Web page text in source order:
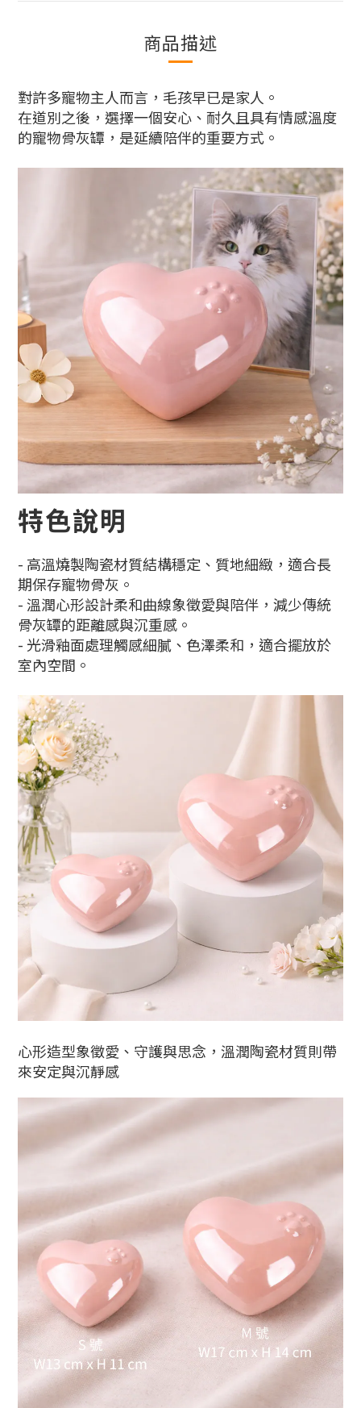
商品描述
對許多寵物主人而言，毛孩早已是家人。
在道別之後，選擇一個安心、耐久且具有情感溫度
的寵物骨灰罈，是延續陪伴的重要方式。
特色說明
- 高溫燒製陶瓷材質結構穩定、質地細緻，適合長
期保存寵物骨灰。
- 溫潤心形設計柔和曲線象徵愛與陪伴，減少傳統
骨灰罈的距離感與沉重感。
- 光滑釉面處理觸感細膩、色澤柔和，適合擺放於
室內空間。
心形造型象徵愛、守護與思念，溫潤陶瓷材質則帶
來安定與沉靜感